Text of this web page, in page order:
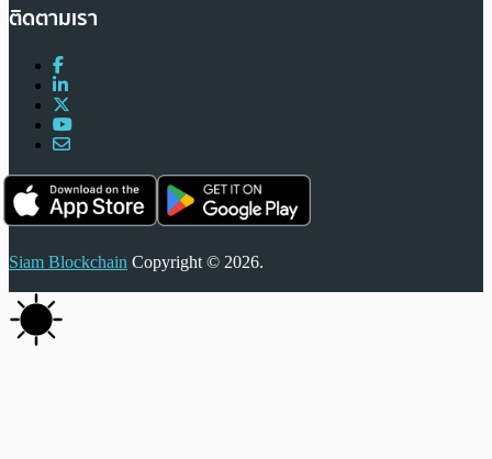
ติดตามเรา
Siam Blockchain Copyright © 2026.